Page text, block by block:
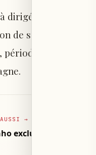
dirigé le Real
de son rival
durant
→
exclut le départ de